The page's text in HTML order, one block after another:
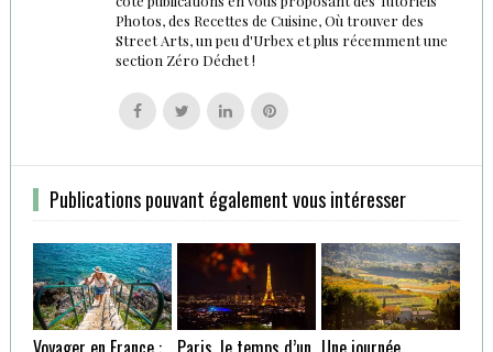
Photos, des Recettes de Cuisine, Où trouver des
Street Arts, un peu d'Urbex et plus récemment une
section Zéro Déchet !
Follow
us
Follow
us
Follow
us
Follow
us
Publications pouvant également vous intéresser